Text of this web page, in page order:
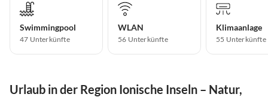
Swimmingpool
47 Unterkünfte
WLAN
56 Unterkünfte
Klimaanlage
55 Unterkünfte
Urlaub in der Region Ionische Inseln – Natur,